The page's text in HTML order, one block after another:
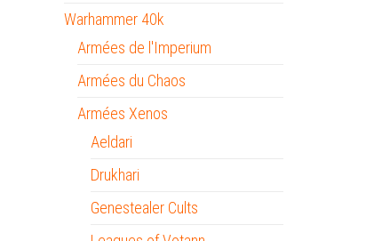
Warhammer 40k
Armées de l'Imperium
Armées du Chaos
Armées Xenos
Aeldari
Drukhari
Genestealer Cults